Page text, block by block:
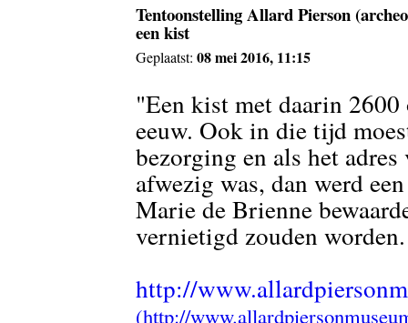
Tentoonstelling Allard Pierson
een kist
Geplaatst:08 mei 2016, 11:15
"Een kist met daarin
eeuw. Ook in die tijd
bezorging en als het
afwezig was, dan werd
Marie de Brienne
vernietigd zouden
http://